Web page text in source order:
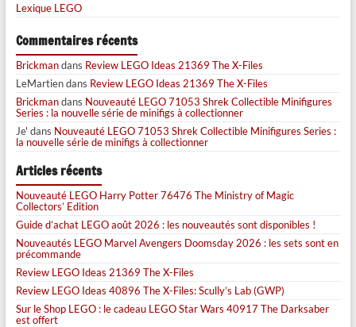
Lexique LEGO
Commentaires récents
Brickmandans Review LEGO Ideas 21369 The X-Files
LeMartiendans Review LEGO Ideas 21369 The X-Files
Brickmandans Nouveauté LEGO 71053 Shrek Collectible Minifigures
Series : la nouvelle série de minifigs à collectionner
Je' dans Nouveauté LEGO 71053 Shrek Collectible Minifigures Series :
la nouvelle série de minifigs à collectionner
Articles récents
Nouveauté LEGO Harry Potter 76476 The Ministry of Magic
Collectors’ Edition
Guide d’achat LEGO août 2026 : les nouveautés sont disponibles !
Nouveautés LEGO Marvel Avengers Doomsday 2026 : les sets sont en
précommande
Review LEGO Ideas 21369 The X-Files
Review LEGO Ideas 40896 The X-Files: Scully’s Lab (GWP)
Sur le Shop LEGO : le cadeau LEGO Star Wars 40917 The Darksaber
est offert